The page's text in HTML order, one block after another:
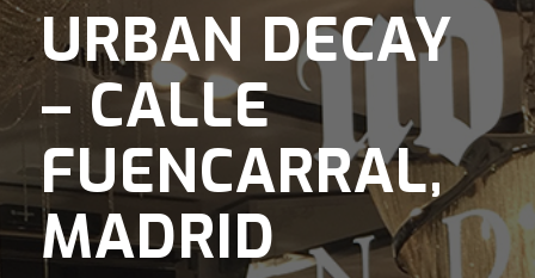
URBAN DECAY
– CALLE
FUENCARRAL,
MADRID